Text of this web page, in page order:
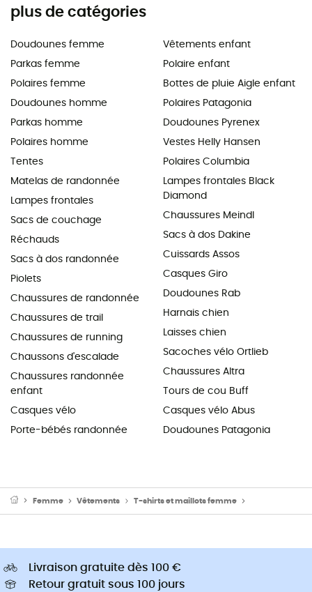
plus de catégories
Doudounes femme
Parkas femme
Polaires femme
Doudounes homme
Parkas homme
Polaires homme
Tentes
Matelas de randonnée
Lampes frontales
Sacs de couchage
Réchauds
Sacs à dos randonnée
Piolets
Chaussures de randonnée
Chaussures de trail
Chaussures de running
Chaussons d'escalade
Chaussures randonnée
enfant
Casques vélo
Porte-bébés randonnée
Vêtements enfant
Polaire enfant
Bottes de pluie Aigle enfant
Polaires Patagonia
Doudounes Pyrenex
Vestes Helly Hansen
Polaires Columbia
Lampes frontales Black
Diamond
Chaussures Meindl
Sacs à dos Dakine
Cuissards Assos
Casques Giro
Doudounes Rab
Harnais chien
Laisses chien
Sacoches vélo Ortlieb
Chaussures Altra
Tours de cou Buff
Casques vélo Abus
Doudounes Patagonia
Femme Vêtements T-shirts et maillots femme
Livraison gratuite dès 100 €
Retour gratuit sous 100 jours